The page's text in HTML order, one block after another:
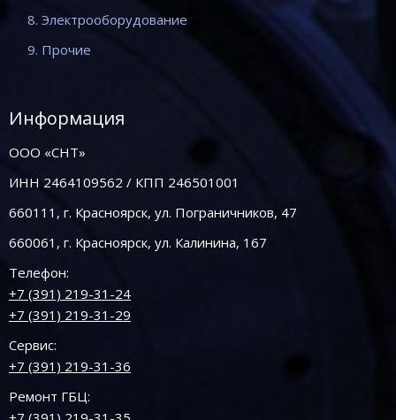
8. Электрооборудование
9. Прочие
Информация
ООО «СНТ»
ИНН 2464109562 / КПП 246501001
660111, г. Красноярск, ул. Пограничников, 47
660061, г. Красноярск, ул. Калинина, 167
Телефон:
+7 (391) 219-31-24
+7 (391) 219-31-29
Сервис:
+7 (391) 219-31-36
Ремонт ГБЦ: